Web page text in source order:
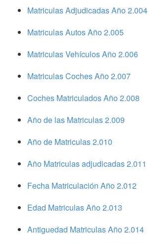
Matriculas Adjudicadas Año 2.004
Matriculas Autos Año 2.005
Matriculas Vehículos Año 2.006
Matriculas Coches Año 2.007
Coches Matriculados Año 2.008
Año de las Matriculas 2.009
Año de Matriculas 2.010
Año Matriculas adjudicadas 2.011
Fecha Matriculación Año 2.012
Edad Matriculas Año 2.013
Antiguedad Matriculas Año 2.014